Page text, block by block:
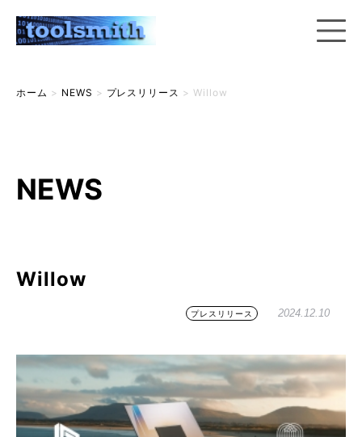
ホーム > NEWS > プレスリリース >Willow
NEWS
Willow
プレスリリース 2024.12.10